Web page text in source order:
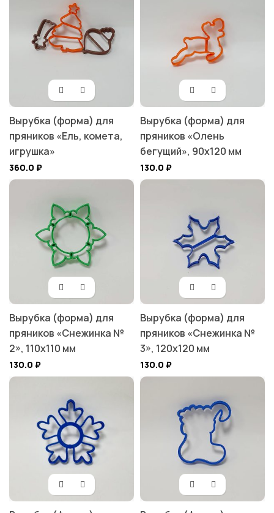
Вырубка (форма) для
пряников «Ель, комета,
игрушка»
360.0 ₽
Вырубка (форма) для
пряников «Олень
бегущий», 90х120 мм
130.0 ₽
Вырубка (форма) для
пряников «Снежинка №
2», 110х110 мм
130.0 ₽
Вырубка (форма) для
пряников «Снежинка №
3», 120х120 мм
130.0 ₽